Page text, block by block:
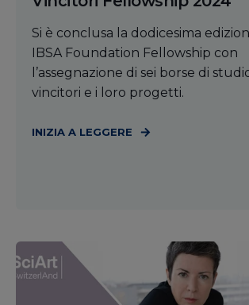
Si è conclusa la dodicesima
IBSA Foundation Fellowship con
l’assegnazione di sei borse di
vincitori e i loro progetti.
INIZIA A LEGGERE